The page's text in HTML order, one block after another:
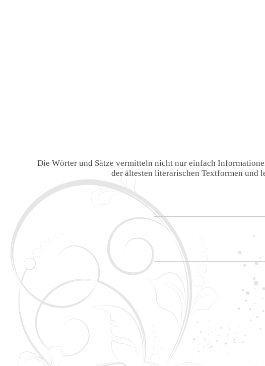
Die Wörter und Sätze vermitteln nicht nur einfach
der ältesten literarischen Textformen und